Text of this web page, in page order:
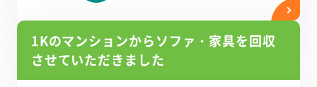
1Kのマンションからソファ・家具を回収
させていただきました